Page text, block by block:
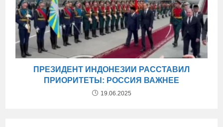
ПРЕЗИДЕНТ ИНДОНЕЗИИ РАССТАВИЛ
ПРИОРИТЕТЫ: РОССИЯ ВАЖНЕЕ
19.06.2025